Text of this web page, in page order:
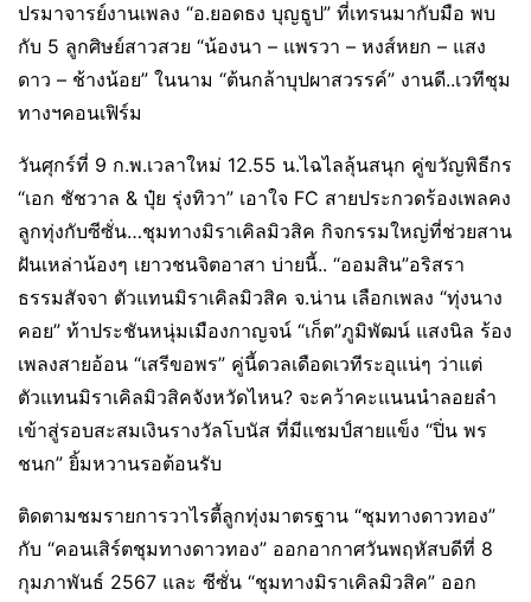
ปรมาจารย์งานเพลง “อ.ยอดธง บุญธูป” ที่เทรนมากับมือ พบ
กับ 5 ลูกศิษย์สาวสวย “น้องนา – แพรวา – หงส์หยก – แสง
ดาว – ช้างน้อย” ในนาม “ต้นกล้าบุปผาสวรรค์” งานดี..เวทีชุม
ทางฯคอนเฟิร์ม
วันศุกร์ที่ 9 ก.พ.เวลาใหม่ 12.55 น.ไฉไลลุ้นสนุก คู่ขวัญพิธีกร
“เอก ชัชวาล & ปุ๋ย รุ่งทิวา” เอาใจ FC สายประกวดร้องเพลคง
ลูกทุ่งกับซีซั่น…ชุมทางมิราเคิลมิวสิค กิจกรรมใหญ่ที่ช่วยสาน
ฝันเหล่าน้องๆ เยาวชนจิตอาสา บ่ายนี้.. “ออมสิน”อริสรา
ธรรมสัจจา ตัวแทนมิราเคิลมิวสิค จ.น่าน เลือกเพลง “ทุ่งนาง
คอย” ท้าประชันหนุ่มเมืองกาญจน์ “เก็ต”ภูมิพัฒน์ แสงนิล ร้อง
เพลงสายอ้อน “เสรีขอพร” คู่นี้ดวลเดือดเวทีระอุแน่ๆ ว่าแต่
ตัวแทนมิราเคิลมิวสิคจังหวัดไหน? จะคว้าคะแนนนำลอยลำ
เข้าสู่รอบสะสมเงินรางวัลโบนัส ที่มีแชมป์สายแข็ง “ปิ่น พร
ชนก” ยิ้มหวานรอต้อนรับ
ติดตามชมรายการวาไรตี้ลูกทุ่งมาตรฐาน “ชุมทางดาวทอง”
กับ “คอนเสิร์ตชุมทางดาวทอง” ออกอากาศวันพฤหัสบดีที่ 8
กุมภาพันธ์ 2567 และ ซีซั่น “ชุมทางมิราเคิลมิวสิค” ออก